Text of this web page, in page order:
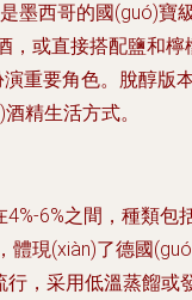
墨西哥的國(guó)寶
，或直接搭配鹽和檸
重要角色。脫醇版
精生活方式。
6%之間，種類包
體現(xiàn)了德國
行，采用低溫蒸餾或